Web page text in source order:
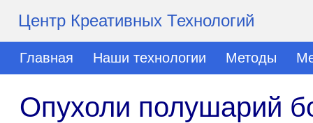
Центр Креативных Технологий
Главная Наши технологии Методы
Опухоли полушарий